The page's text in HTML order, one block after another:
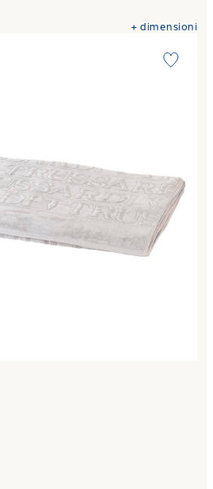
+dimensioni
Moderno in Spugna 450 gr/